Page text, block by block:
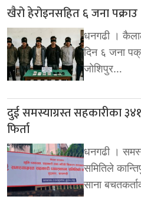
खैरो हेरोइनसहित ६ जना पक्राउ
धनगढी ।
दिन ६ जना
जोशिपुर…
दुई समस्याग्रस्त सहकारीका
फिर्ता
धनगढी ।
समितिले
साना